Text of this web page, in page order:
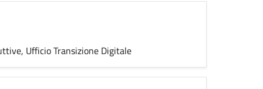
Ufficio Transizione Digitale